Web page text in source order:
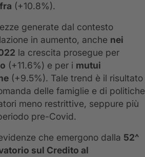
(+10.8%).
generate dal contesto
in aumento, anche nei
la crescita prosegue per
(+11.6%) e per i mutui
(+9.5%). Tale trend è il risultato
delle famiglie e di politiche
meno restrittive, seppure più
pre-Covid.
che emergono dalla 52^
sul Credito al